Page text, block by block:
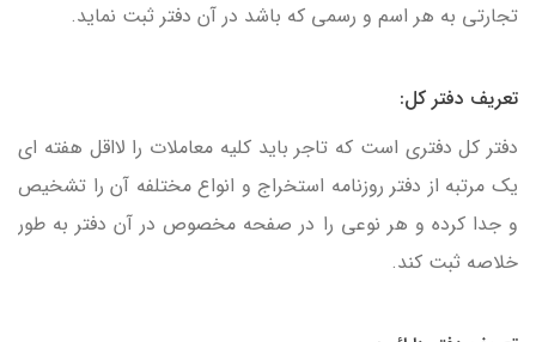
تجارتی به هر اسم و رسمی كه باشد در آن دفتر ثبت نماید.
تعریف دفتر کل:
دفتر كل دفتری است كه تاجر باید كلیه معاملات را لااقل هفته ای
یك مرتبه از دفتر روزنامه استخراج و انواع مختلفه آن را تشخیص
و جدا كرده و هر نوعی را در صفحه مخصوص در آن دفتر به طور
خلاصه ثبت كند.